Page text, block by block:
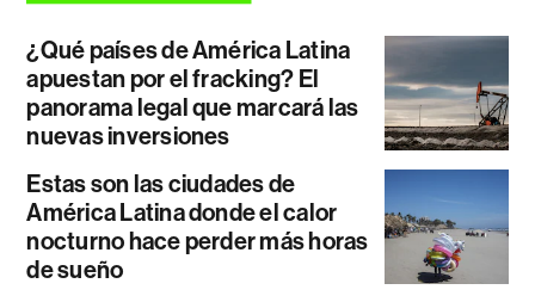
¿Qué países de América Latina
apuestan por el fracking? El
panorama legal que marcará las
nuevas inversiones
Estas son las ciudades de
América Latina donde el calor
nocturno hace perder más horas
de sueño